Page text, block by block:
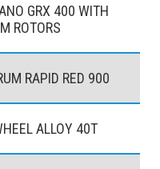
GRX 400 WITH
ROTORS
RAPID RED 900
ALLOY 40T